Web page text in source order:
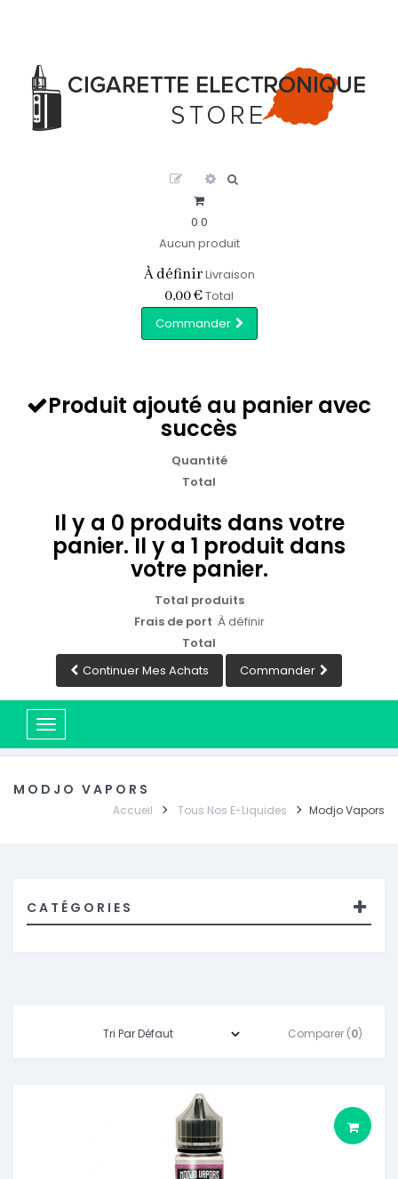
0 0
Aucun produit
À définirLivraison
0,00 €Total
Commander
Produit ajouté au panier avec
succès
Quantité
Total
Il y a 0 produits dans votre
panier.Il y a 1 produit dans
votre panier.
Total produits
Frais de port À définir
Total
Continuer Mes Achats
Commander
Basculer
la
MODJO VAPORS
Accueil Tous Nos E-Liquides Modjo Vapors
CATÉGORIES
Comparer (0)